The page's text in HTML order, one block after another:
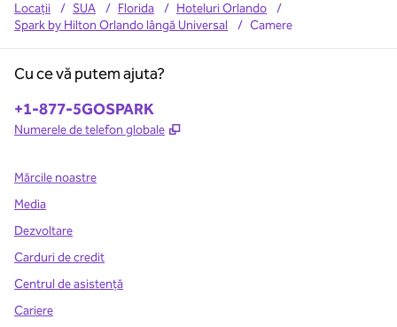
Locații / SUA / Florida / Hoteluri Orlando
/
Spark by Hilton Orlando lângă Universal
/ Camere
Cu ce vă putem ajuta?
Telefon:
+1-877-5GOSPARK
Numerele de telefon globale ,
Mărcile noastre
Media
Dezvoltare
Carduri de credit
Centrul de asistență
Cariere